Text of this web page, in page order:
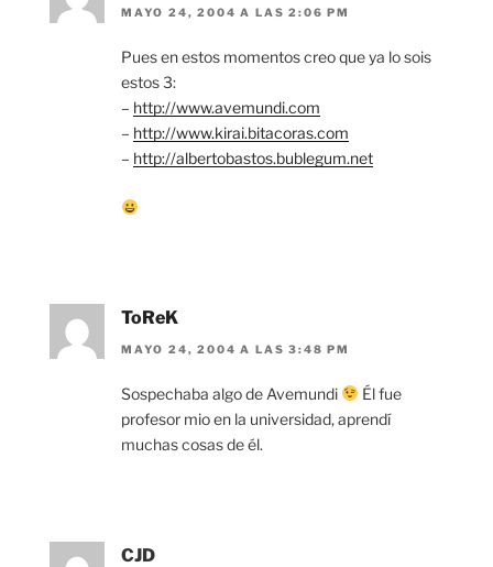
MAYO 24, 2004 A LAS 2:06 PM
Pues en estos momentos creo que ya lo sois
estos 3:
– http://www.avemundi.com
– http://www.kirai.bitacoras.com
– http://albertobastos.bublegum.net
ToReK
MAYO 24, 2004 A LAS 3:48 PM
Sospechaba algo de Avemundi
Él fue
profesor mio en la universidad, aprendí
muchas cosas de él.
CJD